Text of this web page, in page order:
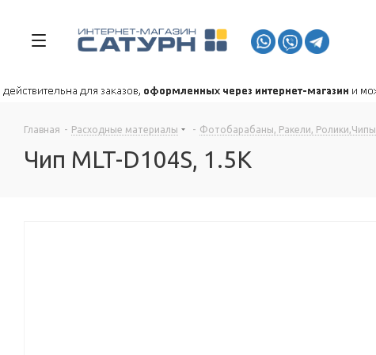
Главная - Расходные материалы - Фотобарабаны, Ракели, Ролики,Чипы
Чип MLT-D104S, 1.5K